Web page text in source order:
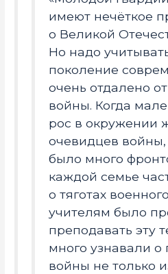
имеют нечёткое
о Великой
Но надо
поколение
очень отдалено
войны. Когда
рос в окружении
очевидцев войны,
было много
каждой семье
о тяготах
учителям было
преподавать эту
много узнавали о
войны не только